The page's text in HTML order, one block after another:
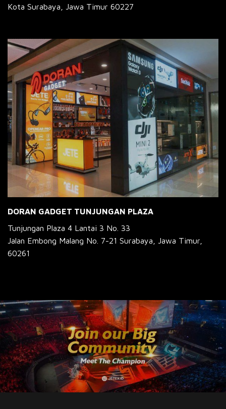
Kota Surabaya, Jawa Timur 60227
DORAN GADGET TUNJUNGAN PLAZA
Tunjungan Plaza 4 Lantai 3 No. 33
Jalan Embong Malang No. 7-21 Surabaya, Jawa Timur,
60261